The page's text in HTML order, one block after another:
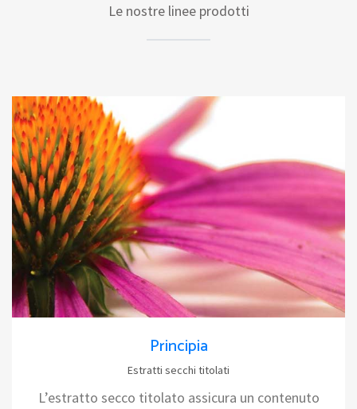
Le nostre linee prodotti
Principia
Estratti secchi titolati
L’estratto secco titolato assicura un contenuto